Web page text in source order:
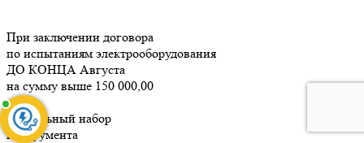
При заключении договора
по испытаниям электрооборудования
ДО КОНЦА Августа
на сумму выше 150 000,00
уникальный набор
инструмента